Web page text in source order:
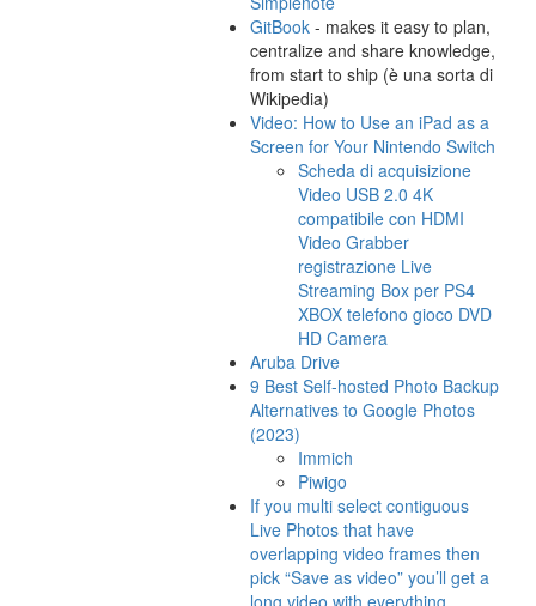
GitBook - makes it easy to plan,
centralize and share knowledge,
from start to ship (è una sorta di
Wikipedia)
Video: How to Use an iPad as a
Screen for Your Nintendo Switch
Scheda di acquisizione
Video USB 2.0 4K
compatibile con HDMI
Video Grabber
registrazione Live
Streaming Box per PS4
XBOX telefono gioco DVD
HD Camera
Aruba Drive
9 Best Self-hosted Photo Backup
Alternatives to Google Photos
(2023)
Immich
Piwigo
If you multi select contiguous
Live Photos that have
overlapping video frames then
pick “Save as video” you’ll get a
long video with everything